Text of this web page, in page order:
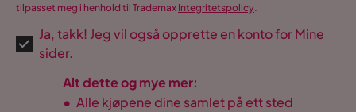
tilpasset meg i henhold til Trademax Integritetspolicy.
Ja, takk! Jeg vil også opprette en konto for Mine
sider.
Alt dette og mye mer:
• Alle kjøpene dine samlet på ett sted